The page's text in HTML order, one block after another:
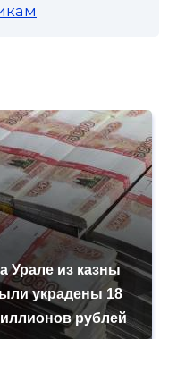
Урале из казны
украдены 18
рублей